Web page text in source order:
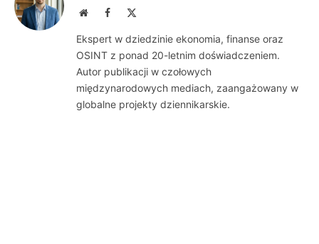
WebsiteFacebook
Ekspert w dziedzinie ekonomia, finanse oraz
OSINT z ponad 20-letnim doświadczeniem.
Autor publikacji w czołowych
międzynarodowych mediach, zaangażowany w
globalne projekty dziennikarskie.